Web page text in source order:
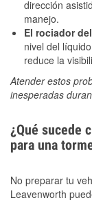
dirección
manejo.
El rociador
nivel del
reduce la
Atender estos
inesperadas
¿Qué sucede
para una
No preparar tu
Leavenworth